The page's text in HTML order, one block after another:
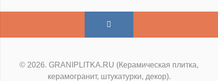
© 2026. GRANIPLITKA.RU (Керамическая плитка,
керамогранит, штукатурки, декор).